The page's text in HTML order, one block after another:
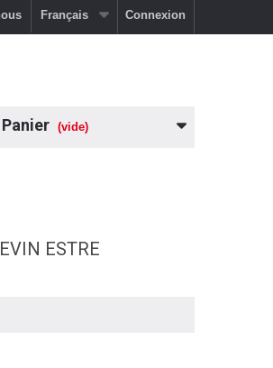
Connexion
Français
Panier (vide)
ESTRE